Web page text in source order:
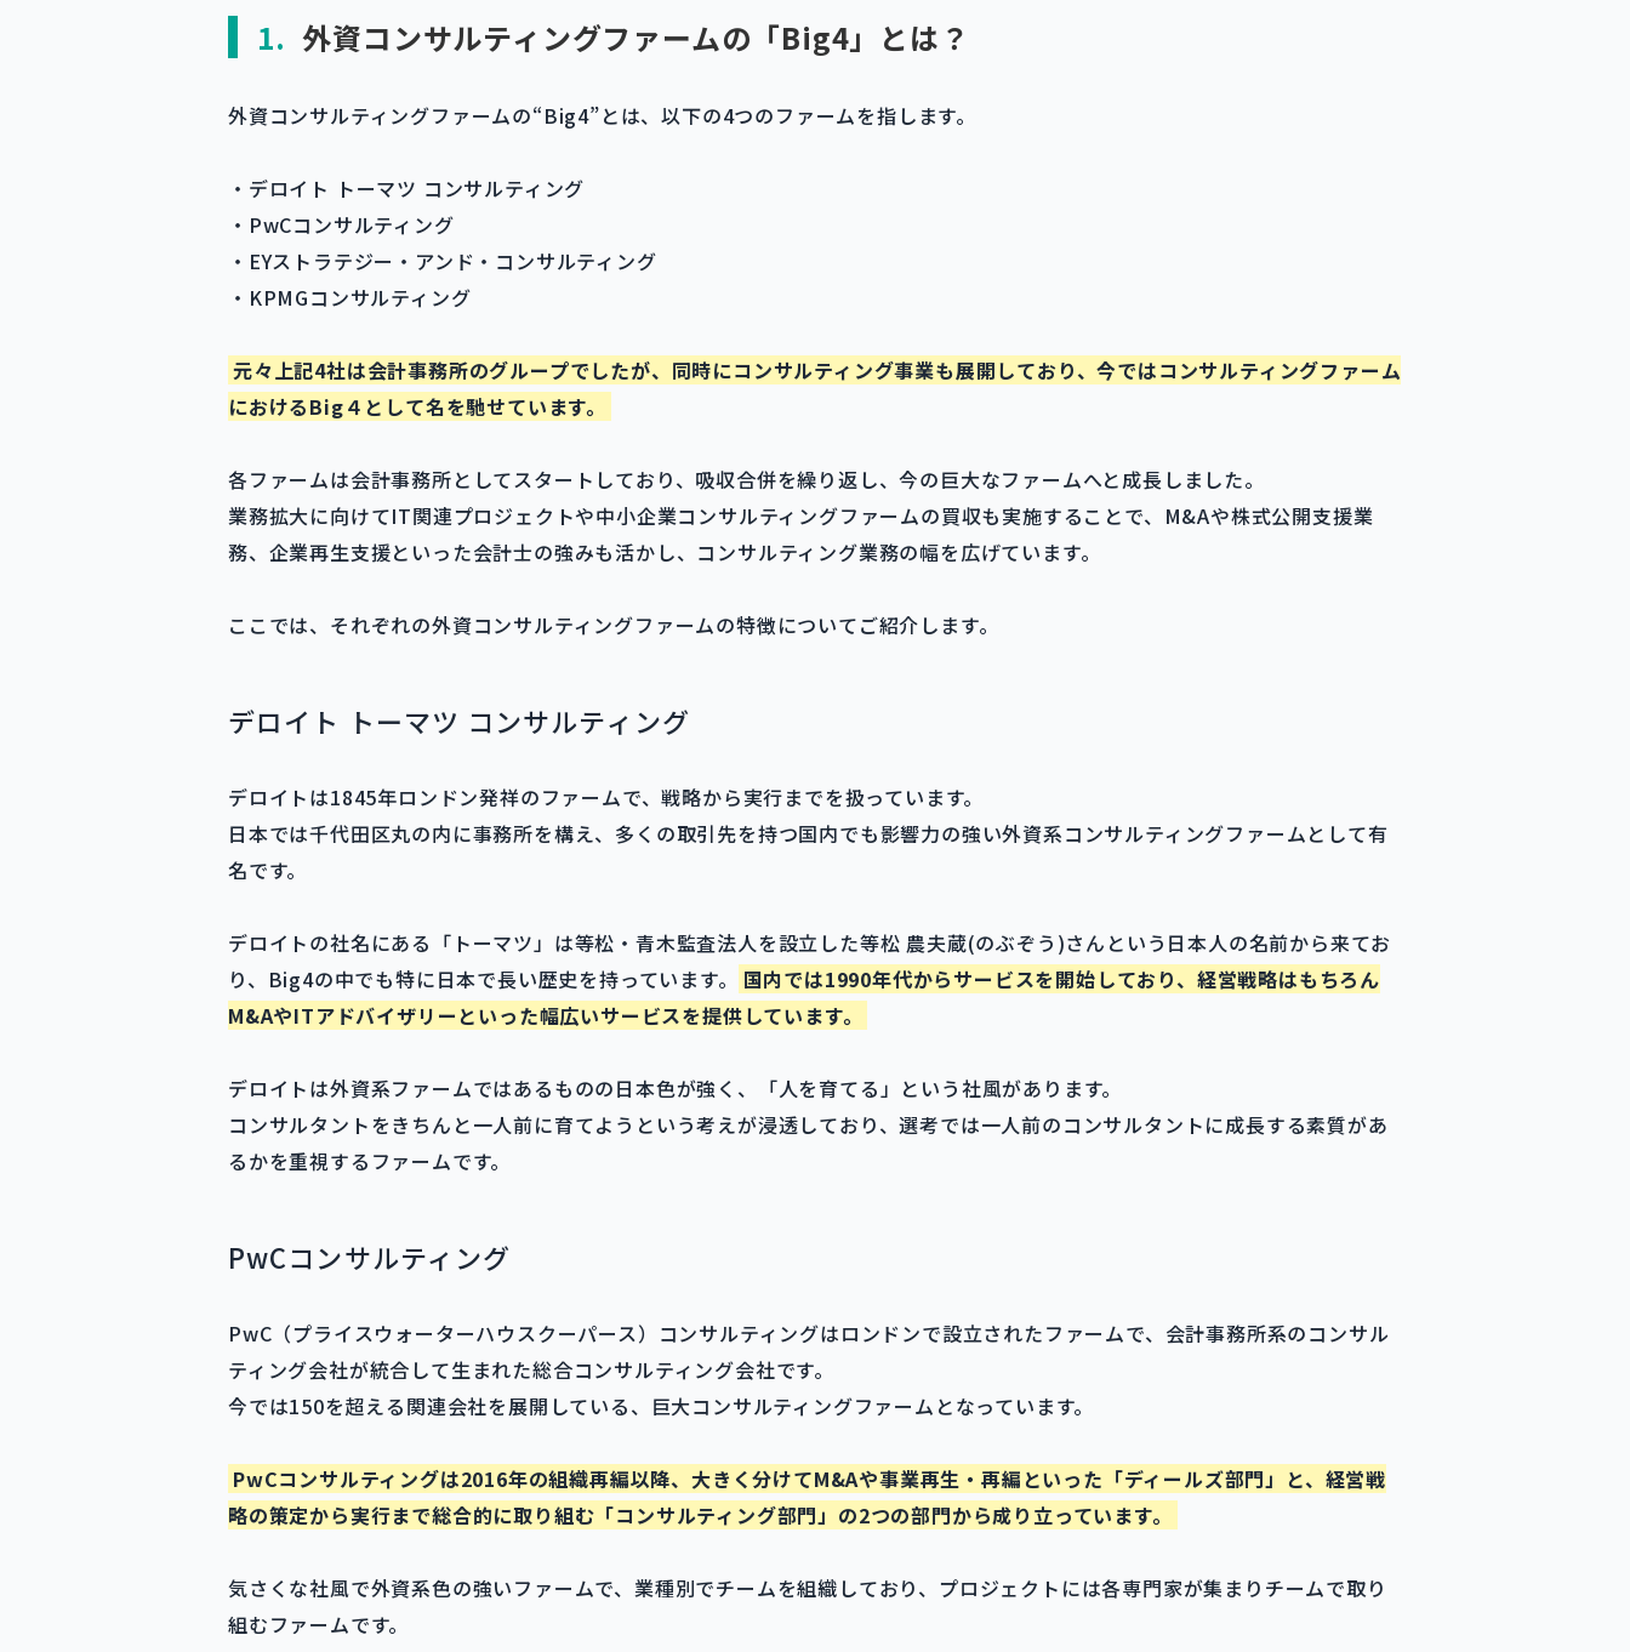
1. 外資コンサルティングファームの「Big4」とは？
外資コンサルティングファームの“Big4”とは、以下の4つのファームを指します。
・デロイト トーマツ コンサルティング
・PwCコンサルティング
・EYストラテジー・アンド・コンサルティング
・KPMGコンサルティング
元々上記4社は会計事務所のグループでしたが、同時にコンサルティング事業も展開しており、今ではコンサルティングファーム
におけるBig４として名を馳せています。
各ファームは会計事務所としてスタートしており、吸収合併を繰り返し、今の巨大なファームへと成長しました。
業務拡大に向けてIT関連プロジェクトや中小企業コンサルティングファームの買収も実施することで、M&Aや株式公開支援業
務、企業再生支援といった会計士の強みも活かし、コンサルティング業務の幅を広げています。
ここでは、それぞれの外資コンサルティングファームの特徴についてご紹介します。
デロイト トーマツ コンサルティング
デロイトは1845年ロンドン発祥のファームで、戦略から実行までを扱っています。
日本では千代田区丸の内に事務所を構え、多くの取引先を持つ国内でも影響力の強い外資系コンサルティングファームとして有
名です。
デロイトの社名にある「トーマツ」は等松・青木監査法人を設立した等松 農夫蔵(のぶぞう)さんという日本人の名前から来てお
り、Big4の中でも特に日本で長い歴史を持っています。
国内では1990年代からサービスを開始しており、経営戦略はもちろん
M&AやITアドバイザリーといった幅広いサービスを提供しています。
デロイトは外資系ファームではあるものの日本色が強く、「人を育てる」という社風があります。
コンサルタントをきちんと一人前に育てようという考えが浸透しており、選考では一人前のコンサルタントに成長する素質があ
るかを重視するファームです。
PwCコンサルティング
PwC（プライスウォーターハウスクーパース）コンサルティングはロンドンで設立されたファームで、会計事務所系のコンサル
ティング会社が統合して生まれた総合コンサルティング会社です。
今では150を超える関連会社を展開している、巨大コンサルティングファームとなっています。
PwCコンサルティングは2016年の組織再編以降、大きく分けてM&Aや事業再生・再編といった「ディールズ部門」と、経営戦
略の策定から実行まで総合的に取り組む「コンサルティング部門」の2つの部門から成り立っています。
気さくな社風で外資系色の強いファームで、業種別でチームを組織しており、プロジェクトには各専門家が集まりチームで取り
組むファームです。